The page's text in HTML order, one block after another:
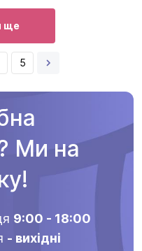
ще
5
Ми на
9:00 - 18:00
- вихідні